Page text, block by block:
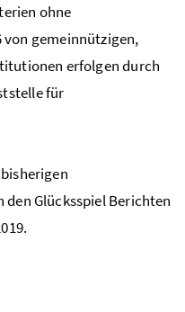
ohne
von gemeinnützigen,
erfolgen durch
für
Glücksspiel Berichten